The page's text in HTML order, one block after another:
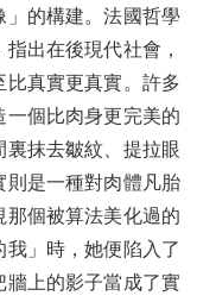
的構建。法國哲學
出在後現代社會，
真實更真實。許多
個比肉身更完美的
裏抹去皺紋、提拉眼
則是一種對肉體凡胎
那個被算法美化過的
我」時，她便陷入了
上的影子當成了實